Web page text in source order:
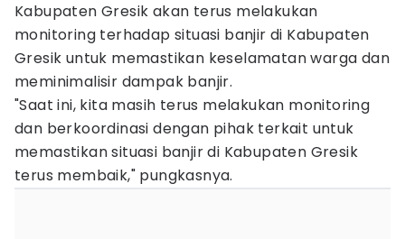
Kabupaten Gresik akan terus melakukan
monitoring terhadap situasi banjir di Kabupaten
Gresik untuk memastikan keselamatan warga dan
meminimalisir dampak banjir.
"Saat ini, kita masih terus melakukan monitoring
dan berkoordinasi dengan pihak terkait untuk
memastikan situasi banjir di Kabupaten Gresik
terus membaik," pungkasnya.